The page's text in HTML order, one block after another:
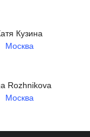
Кузина
Москва
Rozhnikova
Москва